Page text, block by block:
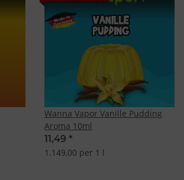
Wanna Vapor Vanille Pudding
Aroma 10ml
11,49 *
1.149,00 per 1 l